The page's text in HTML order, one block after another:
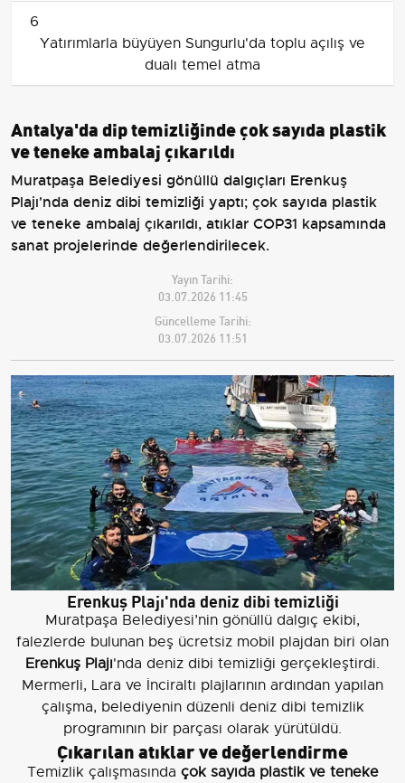
6
Yatırımlarla büyüyen Sungurlu'da toplu açılış ve
dualı temel atma
Antalya'da dip temizliğinde çok sayıda plastik
ve teneke ambalaj çıkarıldı
Muratpaşa Belediyesi gönüllü dalgıçları Erenkuş
Plajı'nda deniz dibi temizliği yaptı; çok sayıda plastik
ve teneke ambalaj çıkarıldı, atıklar COP31 kapsamında
sanat projelerinde değerlendirilecek.
Yayın Tarihi:
03.07.2026 11:45
Güncelleme Tarihi:
03.07.2026 11:51
Erenkuş Plajı'nda deniz dibi temizliği
Muratpaşa Belediyesi’nin gönüllü dalgıç ekibi,
falezlerde bulunan beş ücretsiz mobil plajdan biri olan
Erenkuş Plajı'nda deniz dibi temizliği gerçekleştirdi.
Mermerli, Lara ve İnciraltı plajlarının ardından yapılan
çalışma, belediyenin düzenli deniz dibi temizlik
programının bir parçası olarak yürütüldü.
Çıkarılan atıklar ve değerlendirme
Temizlik çalışmasında çok sayıda plastik ve teneke